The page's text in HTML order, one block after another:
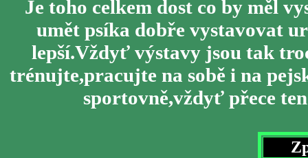
Je toho celkem dost co by měl
umět psíka dobře vystavovat
lepší.Vždyť výstavy jsou tak
trénujte,pracujte na sobě i na
sportovně,vždyť přece